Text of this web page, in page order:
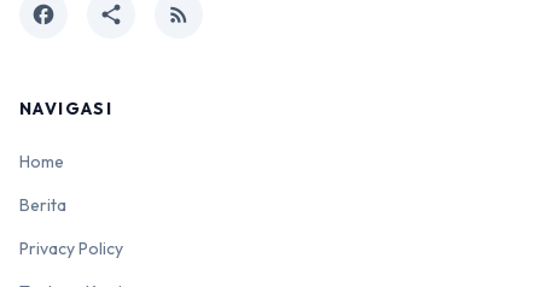
facebook share rss_feed
NAVIGASI
Home
Berita
Privacy Policy